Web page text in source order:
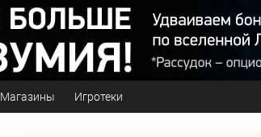
Магазины Игротеки